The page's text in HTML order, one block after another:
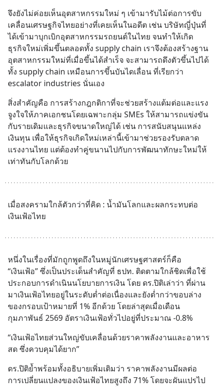
จึงยังไม่ค่อยเห็นอุตสาหกรรมใหม่ ๆ เข้ามารับไม้ต่อการขับ
เคลื่อนเศรษฐกิจไทยอย่างที่เคยเห็นในอดีต เช่น บริษัทญี่ปุ่นที่
ได้เข้ามาบุกเบิกอุตสาหกรรมรถยนต์ในไทย จนทำให้เกิด
ธุรกิจใหม่เพิ่มขึ้นตลอดทั้ง supply chain เราจึงต้องสร้างฐาน
อุตสาหกรรมใหม่ที่เมื่อขึ้นได้สำเร็จ จะสามารถดึงตัวขึ้นไปได้
ทั้ง supply chain เหมือนการขึ้นบันไดเลื่อน ที่เรียกว่า
escalator industries นั่นเอง
สิ่งสำคัญคือ การสร้างกฎกติกาที่จะช่วยสร้างแต้มต่อและแรง
จูงใจให้ภาคเอกชนโดยเฉพาะกลุ่ม SMEs ให้สามารถแข่งขัน
กับรายเดิมและธุรกิจขนาดใหญ่ได้ เช่น การสนับสนุนแหล่ง
เงินทุน เพื่อให้ธุรกิจเกิดใหม่เหล่านี้เข้ามาช่วยรองรับตลาด
แรงงานไทย แต่ต้องทำคู่ขนานไปกับการพัฒนาทักษะใหม่ให้
เท่าทันกับโลกด้วย
เมื่อสงครามใกล้ตัวกว่าที่คิด : น้ำมันโลกและผลกระทบต่อ
เงินเฟ้อไทย
หนึ่งในเรื่องที่มักถูกพูดถึงในหมู่นักเศรษฐศาสตร์ก็คือ
“เงินเฟ้อ” ซึ่งเป็นประเด็นสำคัญที่ ธปท. ติดตามใกล้ชิดเพื่อใช้
ประกอบการดำเนินนโยบายการเงิน โดย ดร.ปิติเล่าว่า ที่ผ่าน
มาเงินเฟ้อไทยอยู่ในระดับต่ำต่อเนื่องและยังต่ำกว่าขอบล่าง
ของกรอบเป้าหมายที่ 1% อีกด้วย โดยล่าสุดเมื่อเดือน
กุมภาพันธ์ 2569 อัตราเงินเฟ้อทั่วไปอยู่ที่ประมาณ -0.8%
“เงินเฟ้อไทยส่วนใหญ่ขับเคลื่อนด้วยราคาพลังงานและอาหาร
สด ซึ่งควบคุมได้ยาก”
ดร.ปิติย้ำพร้อมทั้งอธิบายเพิ่มเติมว่า ราคาพลังงานมีผลต่อ
การเปลี่ยนแปลงของเงินเฟ้อไทยสูงถึง 71% โดยจะผันแปรไป